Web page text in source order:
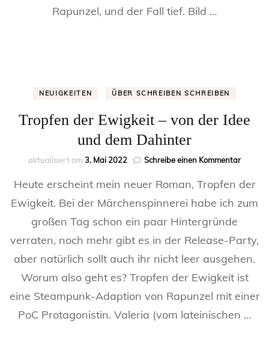
Rapunzel, und der Fall tief. Bild …
NEUIGKEITEN ÜBER SCHREIBEN SCHREIBEN
Tropfen der Ewigkeit – von der Idee
und dem Dahinter
aktualisiert am3. Mai 2022 Schreibe einen Kommentarzu
der
–
Idee
und
Heute erscheint mein neuer Roman, Tropfen der
Ewigkeit. Bei der Märchenspinnerei habe ich zum
großen Tag schon ein paar Hintergründe
verraten, noch mehr gibt es in der Release-Party,
aber natürlich sollt auch ihr nicht leer ausgehen.
Worum also geht es? Tropfen der Ewigkeit ist
eine Steampunk-Adaption von Rapunzel mit einer
PoC Protagonistin. Valeria (vom lateinischen …